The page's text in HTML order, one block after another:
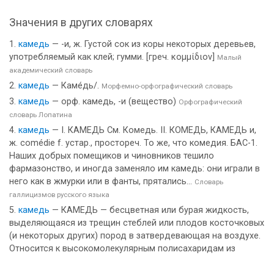
Значения в других словарях
камедь — -и, ж. Густой сок из коры некоторых деревьев,
употребляемый как клей; гумми. [греч. κομμίδιον]
Малый
академический словарь
камедь — Каме́дь/. Морфемно-орфографический словарь
камедь — орф. камедь, -и (вещество) Орфографический
словарь Лопатина
камедь — I. КАМЕДЬ См. Комедь. II. КОМЕДЬ, КАМЕДЬ и,
ж. comédie f. устар., простореч. То же, что комедия. БАС-1.
Наших добрых помещиков и чиновников тешило
фармазонство, и иногда заменяло им камедь: они играли в
него как в жмурки или в фанты, прятались... Словарь
галлицизмов русского языка
камедь — КАМЕДЬ — бесцветная или бурая жидкость,
выделяющаяся из трещин стеблей или плодов косточковых
(и некоторых других) пород в затвердевающая на воздухе.
Относится к высокомолекулярным полисахаридам из